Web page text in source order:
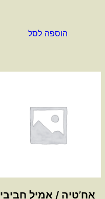
הוספה לסל
אח’טיה / אמיל חביבי